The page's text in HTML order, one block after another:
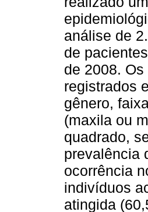
análise de
de
de 2008.
registrados
gênero,
(maxila ou
quadrado,
prevalência
ocorrência
indivíduos
atingida